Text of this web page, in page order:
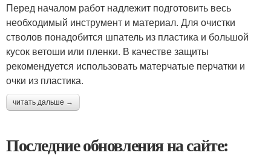
Перед началом работ надлежит подготовить весь
необходимый инструмент и материал. Для очистки
стволов понадобится шпатель из пластика и большой
кусок ветоши или пленки. В качестве защиты
рекомендуется использовать матерчатые перчатки и
очки из пластика.
читать дальше →
Последние обновления на сайте: